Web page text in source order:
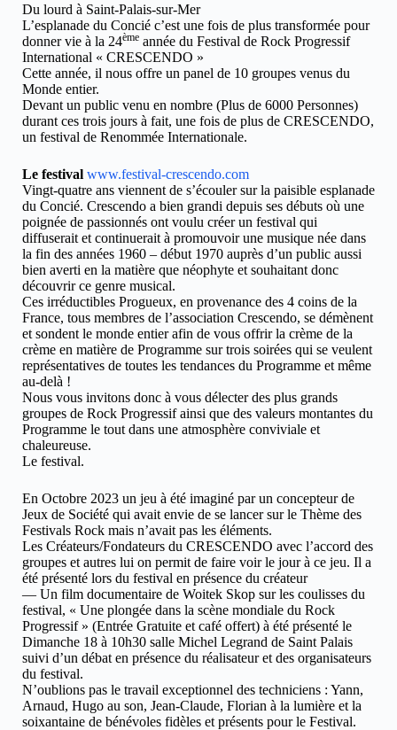
Du lourd à Saint-Palais-sur-Mer
L’esplanade du Concié c’est une fois de plus transformée pour
donner vie à la 24ème année du Festival de Rock Progressif
International « CRESCENDO »
Cette année, il nous offre un panel de 10 groupes venus du
Monde entier.
Devant un public venu en nombre (Plus de 6000 Personnes)
durant ces trois jours à fait, une fois de plus de CRESCENDO,
un festival de Renommée Internationale.
Le festival www.festival-crescendo.com
Vingt-quatre ans viennent de s’écouler sur la paisible esplanade
du Concié. Crescendo a bien grandi depuis ses débuts où une
poignée de passionnés ont voulu créer un festival qui
diffuserait et continuerait à promouvoir une musique née dans
la fin des années 1960 – début 1970 auprès d’un public aussi
bien averti en la matière que néophyte et souhaitant donc
découvrir ce genre musical.
Ces irréductibles Progueux, en provenance des 4 coins de la
France, tous membres de l’association Crescendo, se démènent
et sondent le monde entier afin de vous offrir la crème de la
crème en matière de Programme sur trois soirées qui se veulent
représentatives de toutes les tendances du Programme et même
au-delà !
Nous vous invitons donc à vous délecter des plus grands
groupes de Rock Progressif ainsi que des valeurs montantes du
Programme le tout dans une atmosphère conviviale et
chaleureuse.
Le festival.
En Octobre 2023 un jeu à été imaginé par un concepteur de
Jeux de Société qui avait envie de se lancer sur le Thème des
Festivals Rock mais n’avait pas les éléments.
Les Créateurs/Fondateurs du CRESCENDO avec l’accord des
groupes et autres lui on permit de faire voir le jour à ce jeu. Il a
été présenté lors du festival en présence du créateur
— Un film documentaire de Woitek Skop sur les coulisses du
festival, « Une plongée dans la scène mondiale du Rock
Progressif » (Entrée Gratuite et café offert) à été présenté le
Dimanche 18 à 10h30 salle Michel Legrand de Saint Palais
suivi d’un débat en présence du réalisateur et des organisateurs
du festival.
N’oublions pas le travail exceptionnel des techniciens : Yann,
Arnaud, Hugo au son, Jean-Claude, Florian à la lumière et la
soixantaine de bénévoles fidèles et présents pour le Festival.